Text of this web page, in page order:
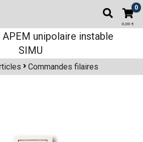
0
0,00 €
unipolaire instable
SIMU
Commandes filaires